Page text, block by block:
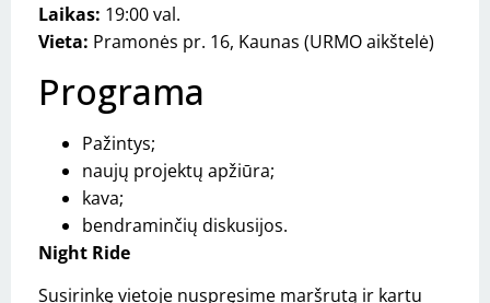
Laikas: 19:00 val.
Vieta: Pramonės pr. 16, Kaunas (URMO aikštelė)
Programa
Pažintys;
naujų projektų apžiūra;
kava;
bendraminčių diskusijos.
Night Ride
Susirinkę vietoje nuspręsime maršrutą ir kartu